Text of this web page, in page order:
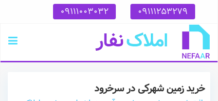
09111253279
09111003032
خرید زمین شهرکی در سرخرود